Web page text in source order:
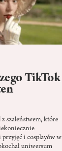
TikTok
szaleństwem, które
i cosplayów w
uniwersum